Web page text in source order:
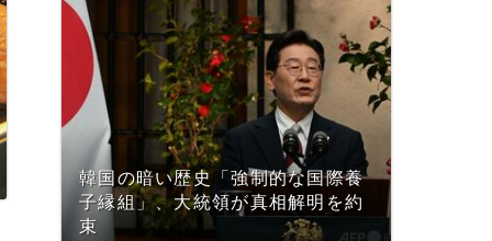
韓国の暗い歴史「強制的な国際養
子縁組」、大統領が真相解明を約
束